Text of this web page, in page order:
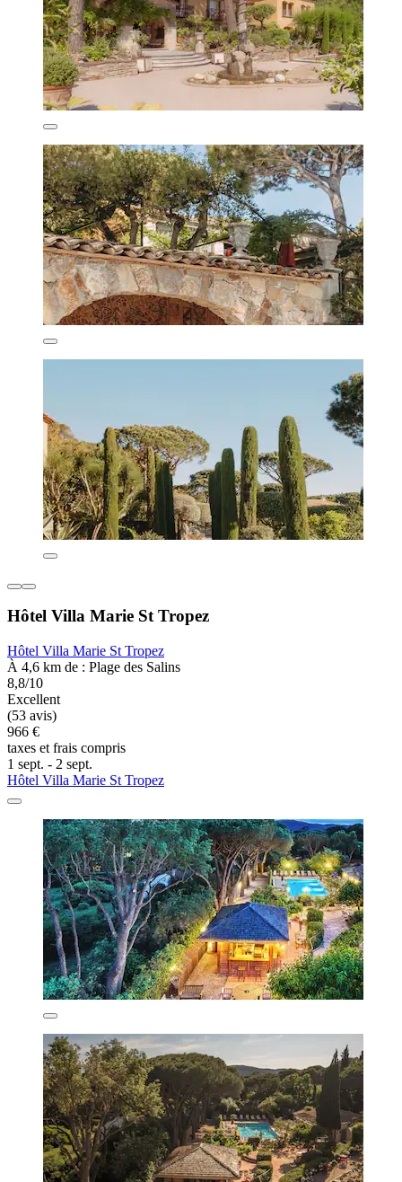
Hôtel Villa Marie St Tropez
Hôtel Villa Marie St Tropez
À 4,6 km de : Plage des Salins
8,8/10
Excellent
(53 avis)
966 €
taxes et frais compris
1 sept. - 2 sept.
Hôtel Villa Marie St Tropez